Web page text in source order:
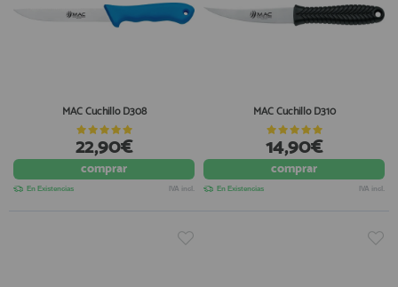
MAC Cuchillo D308
22,90€
comprar
En Existencias IVA incl.
MAC Cuchillo D310
14,90€
comprar
En Existencias IVA incl.